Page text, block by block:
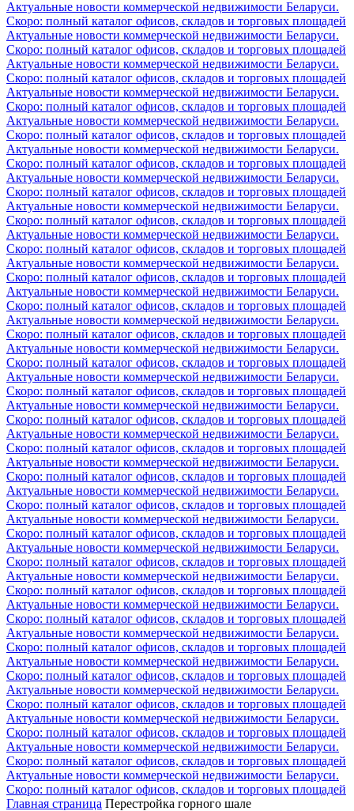
Актуальные новости коммерческой недвижимости Беларуси.
Скоро: полный каталог офисов, складов и торговых площадей
Актуальные новости коммерческой недвижимости Беларуси.
Скоро: полный каталог офисов, складов и торговых площадей
Актуальные новости коммерческой недвижимости Беларуси.
Скоро: полный каталог офисов, складов и торговых площадей
Актуальные новости коммерческой недвижимости Беларуси.
Скоро: полный каталог офисов, складов и торговых площадей
Актуальные новости коммерческой недвижимости Беларуси.
Скоро: полный каталог офисов, складов и торговых площадей
Актуальные новости коммерческой недвижимости Беларуси.
Скоро: полный каталог офисов, складов и торговых площадей
Актуальные новости коммерческой недвижимости Беларуси.
Скоро: полный каталог офисов, складов и торговых площадей
Актуальные новости коммерческой недвижимости Беларуси.
Скоро: полный каталог офисов, складов и торговых площадей
Актуальные новости коммерческой недвижимости Беларуси.
Скоро: полный каталог офисов, складов и торговых площадей
Актуальные новости коммерческой недвижимости Беларуси.
Скоро: полный каталог офисов, складов и торговых площадей
Актуальные новости коммерческой недвижимости Беларуси.
Скоро: полный каталог офисов, складов и торговых площадей
Актуальные новости коммерческой недвижимости Беларуси.
Скоро: полный каталог офисов, складов и торговых площадей
Актуальные новости коммерческой недвижимости Беларуси.
Скоро: полный каталог офисов, складов и торговых площадей
Актуальные новости коммерческой недвижимости Беларуси.
Скоро: полный каталог офисов, складов и торговых площадей
Актуальные новости коммерческой недвижимости Беларуси.
Скоро: полный каталог офисов, складов и торговых площадей
Актуальные новости коммерческой недвижимости Беларуси.
Скоро: полный каталог офисов, складов и торговых площадей
Актуальные новости коммерческой недвижимости Беларуси.
Скоро: полный каталог офисов, складов и торговых площадей
Актуальные новости коммерческой недвижимости Беларуси.
Скоро: полный каталог офисов, складов и торговых площадей
Актуальные новости коммерческой недвижимости Беларуси.
Скоро: полный каталог офисов, складов и торговых площадей
Актуальные новости коммерческой недвижимости Беларуси.
Скоро: полный каталог офисов, складов и торговых площадей
Актуальные новости коммерческой недвижимости Беларуси.
Скоро: полный каталог офисов, складов и торговых площадей
Актуальные новости коммерческой недвижимости Беларуси.
Скоро: полный каталог офисов, складов и торговых площадей
Актуальные новости коммерческой недвижимости Беларуси.
Скоро: полный каталог офисов, складов и торговых площадей
Актуальные новости коммерческой недвижимости Беларуси.
Скоро: полный каталог офисов, складов и торговых площадей
Актуальные новости коммерческой недвижимости Беларуси.
Скоро: полный каталог офисов, складов и торговых площадей
Актуальные новости коммерческой недвижимости Беларуси.
Скоро: полный каталог офисов, складов и торговых площадей
Актуальные новости коммерческой недвижимости Беларуси.
Скоро: полный каталог офисов, складов и торговых площадей
Актуальные новости коммерческой недвижимости Беларуси.
Скоро: полный каталог офисов, складов и торговых площадей
Главная страница Перестройка горного шале